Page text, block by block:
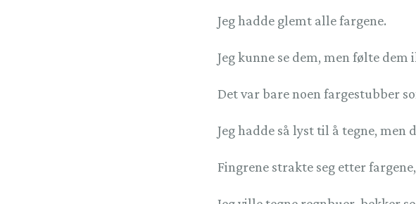
Jeg hadde glemt alle fargene.
Jeg kunne se dem, men følte dem
Det var bare noen fargestubber
Jeg hadde så lyst til å tegne,
Fingrene strakte seg etter